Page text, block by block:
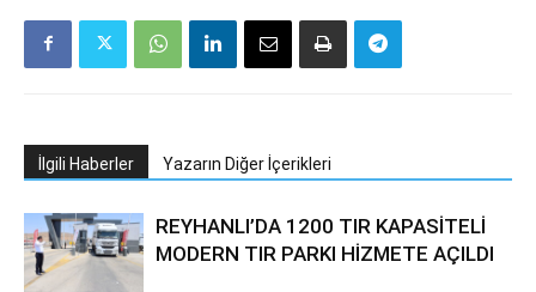
İlgili Haberler Yazarın Diğer İçerikleri
REYHANLI’DA 1200 TIR KAPASİTELİ
MODERN TIR PARKI HİZMETE AÇILDI